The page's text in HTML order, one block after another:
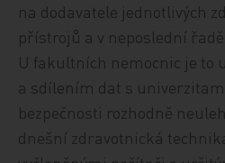
na dodavatele jednotlivých
přístrojů a v neposlední
U fakultních nemocnic je to
a sdílením dat s
bezpečnosti rozhodně
dnešní zdravotnická